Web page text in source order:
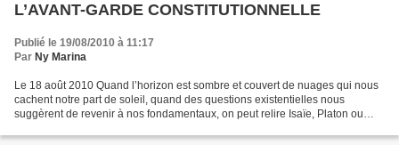
L’AVANT-GARDE CONSTITUTIONNELLE
Publié le 19/08/2010 à 11:17
Par Ny Marina
Le 18 août 2010 Quand l’horizon est sombre et couvert de nuages qui nous
cachent notre part de soleil, quand des questions existentielles nous
suggèrent de revenir à nos fondamentaux, on peut relire Isaïe, Platon ou